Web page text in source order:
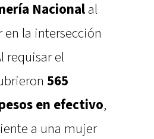
Nacional al
la intersección
requisar el
565
en efectivo,
a una mujer